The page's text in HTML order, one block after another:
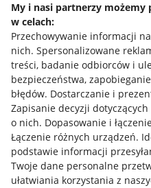
My i nasi partnerzy możemy
w celach:
Przechowywanie informacji
nich. Spersonalizowane
treści, badanie odbiorców i
bezpieczeństwa,
błędów. Dostarczanie i
Zapisanie decyzji
o nich. Dopasowanie i
Łączenie różnych urządzeń.
podstawie informacji
Twoje dane personalne
ułatwiania korzystania z
Allegro Gadane dla
Mapa miejscowości
Informacje prawne
Regulamin
Polityka plików "cookies"
Ustawienia plików "cookies"
Udostępnianie lokalizacji